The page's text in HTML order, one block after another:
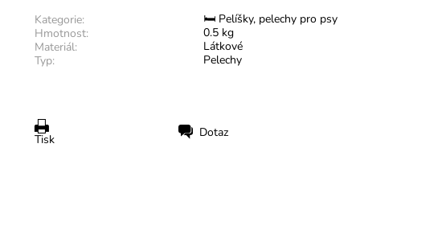
Kategorie:
🛏 Pelíšky, pelechy pro psy
Hmotnost:
0.5 kg
Materiál:
Látkové
Typ:
Pelechy
Tisk
Dotaz